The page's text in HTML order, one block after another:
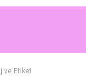
ve Etiket